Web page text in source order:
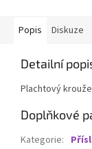
Popis Diskuze
Detailní
Plachtový
Doplňkové
Kategorie: